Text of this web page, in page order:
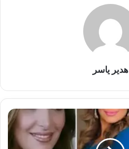
هدير ياسر